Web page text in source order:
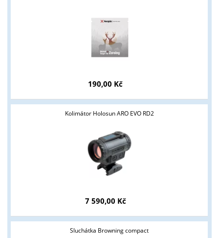
190,00 Kč
Kolimátor Holosun ARO EVO RD2
7 590,00 Kč
Sluchátka Browning compact
podmínky?
ANO NE